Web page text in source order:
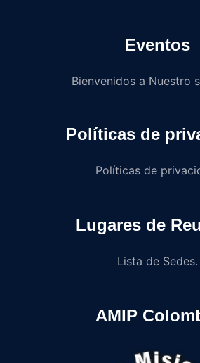
Eventos
Bienvenidos a Nuestro
Políticas de
Políticas de
Lugares de
Lista de Sedes.
AMIP